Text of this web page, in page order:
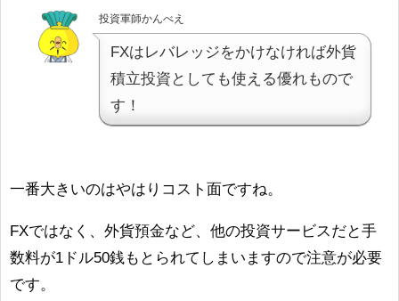
投資軍師かんべえ
FXはレバレッジをかけなければ外貨
積立投資としても使える優れもので
す！
一番大きいのはやはりコスト面ですね。
FXではなく、外貨預金など、他の投資サービスだと手
数料が1ドル50銭もとられてしまいますので注意が必要
です。